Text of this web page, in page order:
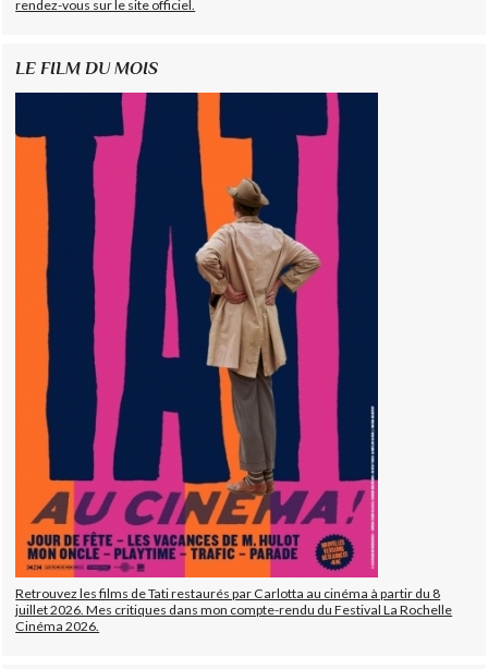
rendez-vous sur le site officiel.
LE FILM DU MOIS
Retrouvez les films de Tati restaurés par Carlotta au cinéma à partir du 8
juillet 2026. Mes critiques dans mon compte-rendu du Festival La Rochelle
Cinéma 2026.